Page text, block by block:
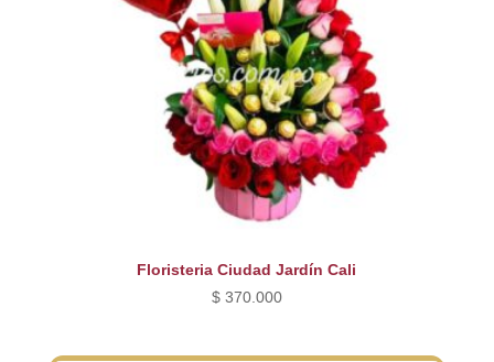
Floristeria Ciudad Jardín Cali
$370.000